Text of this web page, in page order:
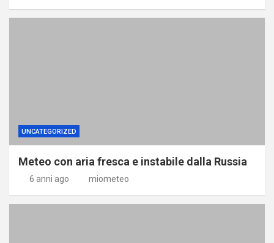
UNCATEGORIZED
Meteo con aria fresca e instabile dalla Russia
6 anni ago miometeo